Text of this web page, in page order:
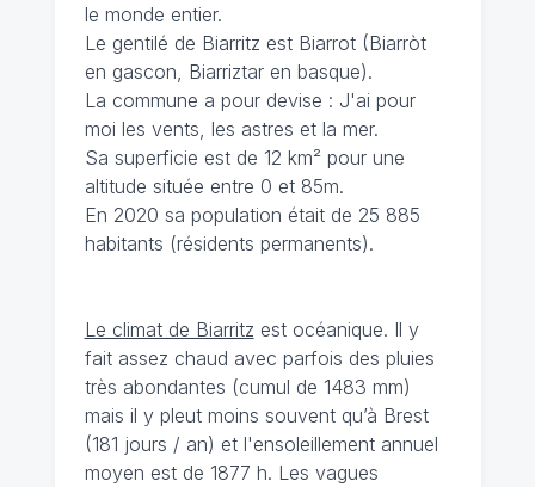
le monde entier.
Le gentilé de Biarritz est Biarrot (Biarròt
en gascon, Biarriztar en basque).
La commune a pour devise : J'ai pour
moi les vents, les astres et la mer.
Sa superficie est de 12 km² pour une
altitude située entre 0 et 85m.
En 2020 sa population était de 25 885
habitants (résidents permanents).
Le climat de Biarritz est océanique. Il y
fait assez chaud avec parfois des pluies
très abondantes (cumul de 1483 mm)
mais il y pleut moins souvent qu’à Brest
(181 jours / an) et l'ensoleillement annuel
moyen est de 1877 h. Les vagues